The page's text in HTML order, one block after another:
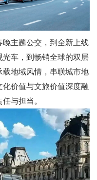
晚主题公交，到全新上线
车，到畅销全球的双层
地域风情，串联城市地
价值与文旅价值深度融
与担当。